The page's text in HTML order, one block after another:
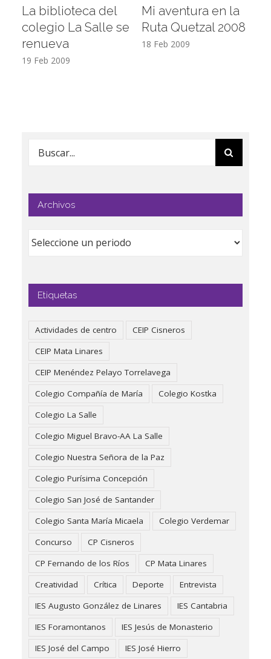
La biblioteca del
colegio La Salle se
renueva
19 Feb 2009
Mi aventura en la
Ruta Quetzal 2008
18 Feb 2009
Buscar:
Archivos
Etiquetas
Actividades de centro
CEIP Cisneros
CEIP Mata Linares
CEIP Menéndez Pelayo Torrelavega
Colegio Compañía de María
Colegio Kostka
Colegio La Salle
Colegio Miguel Bravo-AA La Salle
Colegio Nuestra Señora de la Paz
Colegio Purísima Concepción
Colegio San José de Santander
Colegio Santa María Micaela
Colegio Verdemar
Concurso
CP Cisneros
CP Fernando de los Ríos
CP Mata Linares
Creatividad
Crítica Deporte
Entrevista
IES Augusto González de Linares
IES Cantabria
IES Foramontanos
IES Jesús de Monasterio
IES José del Campo
IES José Hierro